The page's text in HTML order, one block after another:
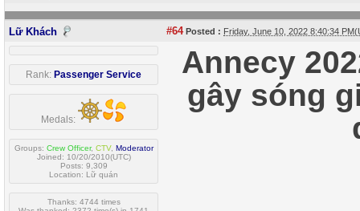
Lữ Khách #64Posted : Friday, June 10, 2022 8:40:34
Rank: Passenger Service
Medals:
Groups: Crew Officer, CTV, Moderator
Joined: 10/20/2010(UTC)
Posts: 9,309
Location: Lữ quán
Thanks: 4744 times
Annecy
gây sóng